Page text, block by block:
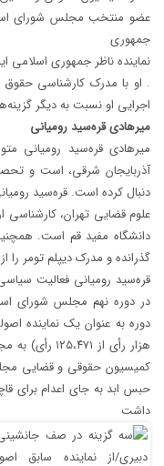
عضو منتخب مجلس شورای
جمهوری
نماینده ناظر جمهوری اسلامی
. او با مدرک کارشناسی
اجرایی او نسبت به دیگر
میرهادی قره‌سید رومیانی
آذربایجان شرقی، است و
دنبال کرده است. قره‌سید
علوم قضایی تهران،
دانشگاه مفید قم است.
گذرانده و مدرک دیپلم تومر را
قره‌سید رومیانی فعالیت
هزار رأی از
کمیسیون حقوقی و قضایی
حبس ابد به جای اعدام برای
داشت